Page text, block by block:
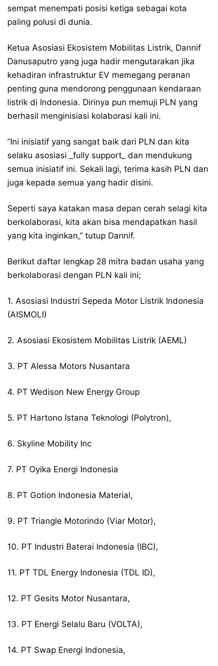
sempat menempati posisi ketiga sebagai kota
paling polusi di dunia.
Ketua Asosiasi Ekosistem Mobilitas Listrik, Dannif
Danusaputro yang juga hadir mengutarakan jika
kehadiran infrastruktur EV memegang peranan
penting guna mendorong penggunaan kendaraan
listrik di Indonesia. Dirinya pun memuji PLN yang
berhasil menginisiasi kolaborasi kali ini.
”Ini inisiatif yang sangat baik dari PLN dan kita
selaku asosiasi _fully support_ dan mendukung
semua inisiatif ini. Sekali lagi, terima kasih PLN dan
juga kepada semua yang hadir disini.
Seperti saya katakan masa depan cerah selagi kita
berkolaborasi, kita akan bisa mendapatkan hasil
yang kita inginkan,” tutup Dannif.
Berikut daftar lengkap 28 mitra badan usaha yang
berkolaborasi dengan PLN kali ini;
1. Asosiasi Industri Sepeda Motor Listrik Indonesia
(AISMOLI)
2. Asosiasi Ekosistem Mobilitas Listrik (AEML)
3. PT Alessa Motors Nusantara
4. PT Wedison New Energy Group
5. PT Hartono Istana Teknologi (Polytron),
6. Skyline Mobility Inc
7. PT Oyika Energi Indonesia
8. PT Gotion Indonesia Material,
9. PT Triangle Motorindo (Viar Motor),
10. PT Industri Baterai Indonesia (IBC),
11. PT TDL Energy Indonesia (TDL ID),
12. PT Gesits Motor Nusantara,
13. PT Energi Selalu Baru (VOLTA),
14. PT Swap Energi Indonesia,